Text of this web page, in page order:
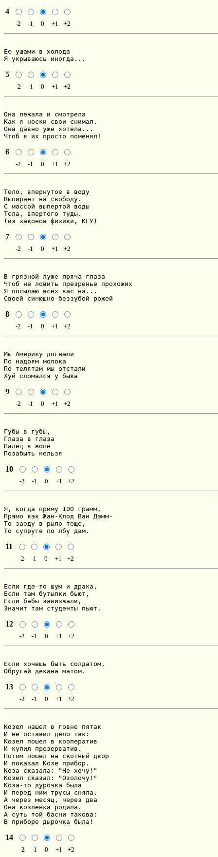
4
-2 -1 0 +1 +2
Ее ушами в холода
Я укрываюсь иногда...
5
-2 -1 0 +1 +2
Она лежала и смотрела
Как я носки свои снимал.
Она давно уже хотела...
Чтоб я их просто поменял!
6
-2 -1 0 +1 +2
Тело, впернутое в воду
Выпирает на свободу.
С массой выпертой воды
Тела, впертого туды.
(из законов физики, КГУ)
7
-2 -1 0 +1 +2
В грязной луже пряча глаза
Чтоб не ловить презренье прохожих
Я посылаю всех вас на...
Своей синюшно-беззубой рожей
8
-2 -1 0 +1 +2
Мы Америку догнали
По надоям молока
По телятам мы отстали
Хуй сломался у быка
9
-2 -1 0 +1 +2
Губы в губы,
Глаза в глаза
Палец в жопе
Позабыть нельзя
10
-2 -1 0 +1 +2
Я, когда приму 100 грамм,
Прямо как Жан-Клод Ван Дамм-
То заеду в рыло теще,
То супруге по лбу дам.
11
-2 -1 0 +1 +2
Если где-то шум и драка,
Если там бутылки бьют,
Если бабы завизжали,
Значит там студенты пьют.
12
-2 -1 0 +1 +2
Если хочешь быть солдатом,
Обругай декана матом.
13
-2 -1 0 +1 +2
Козел нашел в говне пятак
И не оставил дело так:
Козел пошел в кооператив
И купил презерватив.
Потом пошел на скотный двор
И показал Козе прибор.
Коза сказала: "Не хочу!"
Козел сказал: "Озолочу!"
Коза-то дурочка была
И перед ним трусы сняла.
А через месяц, через два
Она козленка родила.
А суть той басни такова:
В приборе дырочка была!
14
-2 -1 0 +1 +2